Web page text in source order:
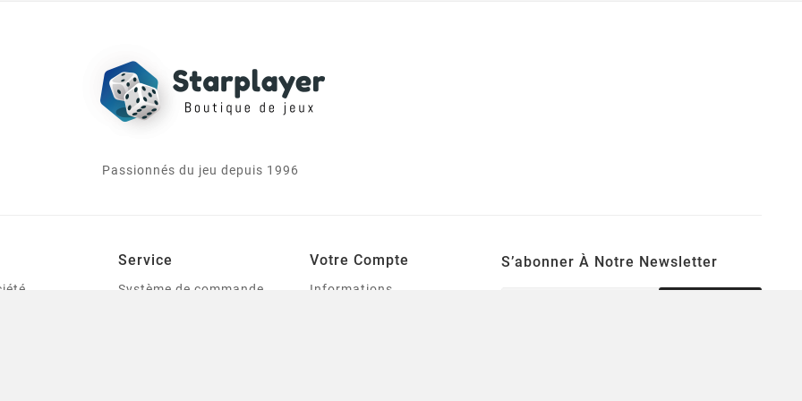
Passionnés du jeu depuis 1996
Service
Système de commande,
Votre Compte
Informations
S’abonner À Notre Newsletter